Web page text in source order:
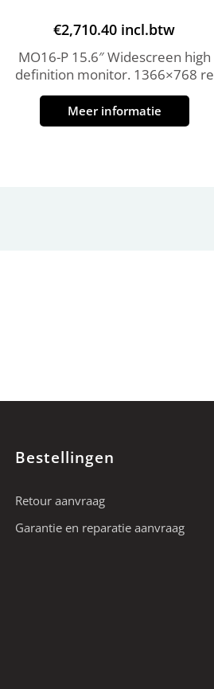
€2,710.40 incl.btw
MO16-P 15.6″ Widescreen high
definition monitor. 1366×768 re
Meer informatie
Bestellingen
Retour aanvraag
Garantie en reparatie aanvraag